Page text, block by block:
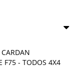
F75 - TODOS 4X4